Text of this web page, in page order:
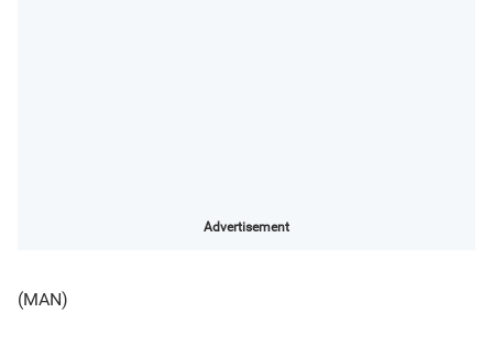
Advertisement
(MAN)